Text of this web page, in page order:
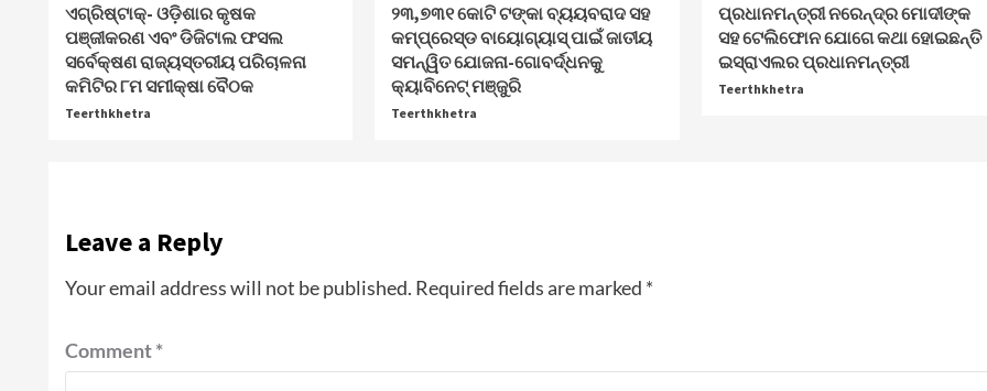
ଏଗ୍ରିଷ୍ଟାକ୍‌- ଓଡ଼ିଶାର କୃଷକ
ପଞ୍ଜୀକରଣ ଏବଂ ଡିଜିଟାଲ ଫସଲ
ସର୍ବେକ୍ଷଣ ରାଜ୍ୟସ୍ତରୀୟ ପରିଚାଳନା
କମିଟିର ୮ମ ସମୀକ୍ଷା ବୈଠକ
Teerthkhetra
୨୩,୭୩୧ କୋଟି ଟଙ୍କା ବ୍ୟୟବରାଦ ସହ
କମ୍ପ୍ରେସ୍ଡ ବାୟୋଗ୍ୟାସ୍ ପାଇଁ ଜାତୀୟ
ସମନ୍ୱିତ ଯୋଜନା-ଗୋବର୍ଦ୍ଧନକୁ
କ୍ୟାବିନେଟ୍‌ ମଞ୍ଜୁରି
Teerthkhetra
ପ୍ରଧାନମନ୍ତ୍ରୀ ନରେନ୍ଦ୍ର ମୋଦୀଙ୍କ
ସହ ଟେଲିଫୋନ ଯୋଗେ କଥା ହୋଇଛନ୍ତି
ଇସ୍ରାଏଲର ପ୍ରଧାନମନ୍ତ୍ରୀ
Teerthkhetra
Leave a Reply
Your email address will not be published. Required fields are marked *
Comment*